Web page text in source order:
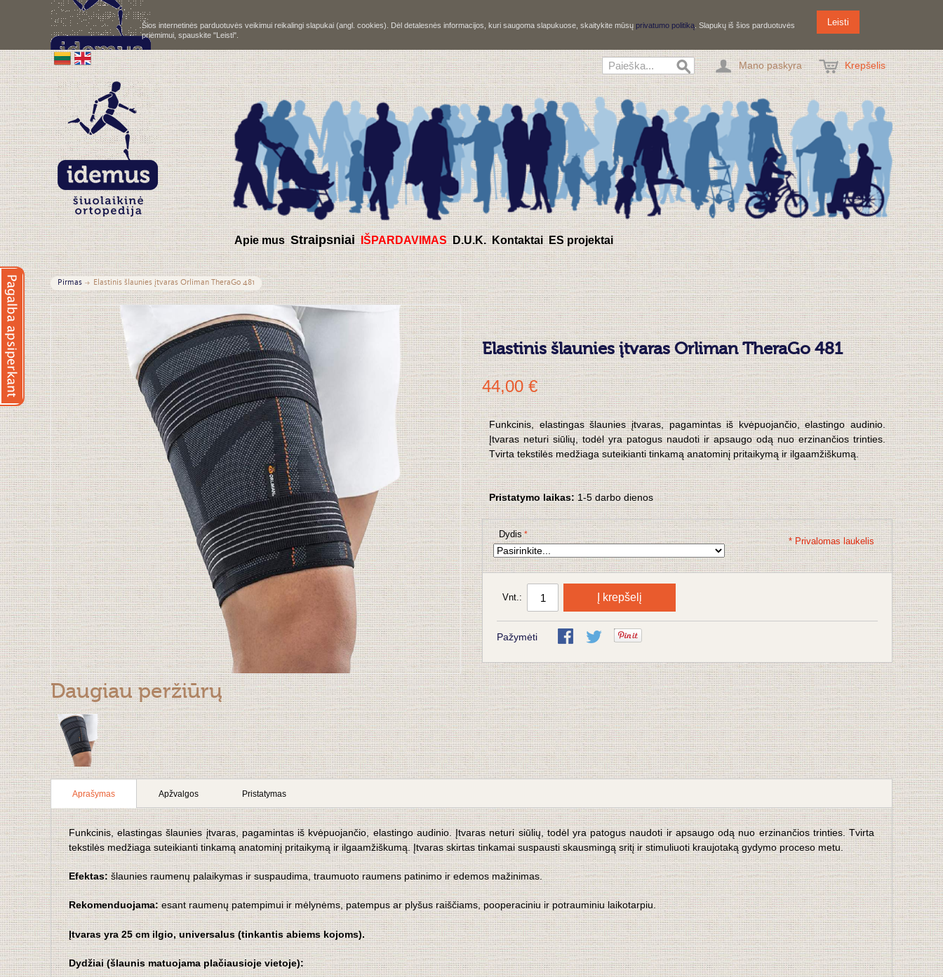
Šios internetinės parduotuvės veikimui reikalingi slapukai (angl. cookies). Dėl detalesnės informacijos, kuri saugoma slapukuose, skaitykite mūsų privatumo politiką . Slapukų iš šios parduotuvės
priėmimui, spauskite "Leisti".
Leisti
Mano paskyra Krepšelis
Apie mus Straipsniai IŠPARDAVIMAS D.U.K. Kontaktai ES projektai
Pirmas Elastinis šlaunies įtvaras Orliman TheraGo 481
Daugiau peržiūrų
Elastinis šlaunies įtvaras Orliman TheraGo 481
44,00 €
Funkcinis, elastingas šlaunies įtvaras, pagamintas iš kvėpuojančio, elastingo audinio.
Įtvaras neturi siūlių, todėl yra patogus naudoti ir apsaugo odą nuo erzinančios trinties.
Tvirta tekstilės medžiaga suteikianti tinkamą anatominį pritaikymą ir ilgaamžiškumą.
Pristatymo laikas:1-5 darbo dienos
Dydis
* Privalomas laukelis
Vnt.: Į krepšelį
Pažymėti
Aprašymas Apžvalgos Pristatymas
Funkcinis, elastingas šlaunies įtvaras, pagamintas iš kvėpuojančio, elastingo audinio. Įtvaras neturi siūlių, todėl yra patogus naudoti ir apsaugo odą nuo erzinančios trinties. Tvirta
tekstilės medžiaga suteikianti tinkamą anatominį pritaikymą ir ilgaamžiškumą.Įtvaras skirtas tinkamai suspausti skausmingą sritį ir stimuliuoti kraujotaką gydymo proceso metu.
Efektas:šlauniesraumenų palaikymas ir suspaudima, traumuoto raumens patinimo ir edemos mažinimas.
Rekomenduojama:esant raumenų patempimui ir mėlynėms, patempus ar plyšus raiščiams,pooperaciniu ir potrauminiu laikotarpiu.
Įtvaras yra 25 cm ilgio, universalus (tinkantis abiems kojoms).
Dydžiai (šlaunis matuojama plačiausioje vietoje):